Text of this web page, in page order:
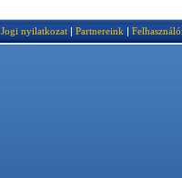
Jogi nyilatkozat | Partnereink |